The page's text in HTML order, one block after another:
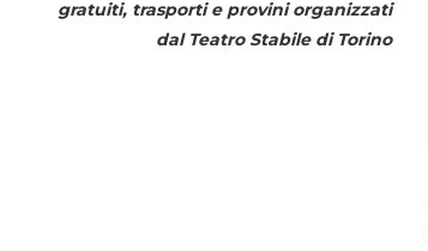
gratuiti, trasporti e provini organizzati
dal Teatro Stabile di Torino